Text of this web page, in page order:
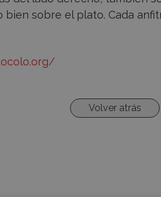
sobre el plato. Cada
Volver atrás